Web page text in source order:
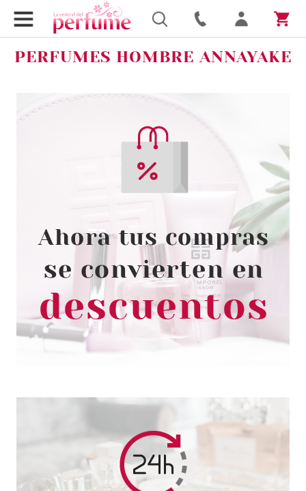
PERFUMES HOMBRE ANNAYAKE